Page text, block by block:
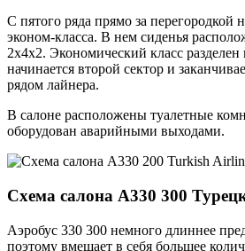
С пятого ряда прямо за перегородкой
эконом-класса. В нем сиденья
2х4х2. Экономический класс
начинается второй сектор и
рядом лайнера.
В салоне расположены туалетные
оборудован аварийными выходами.
Схема салона А330 300
Аэробус 330 300 немного длиннее
поэтому вмещает в себя большее